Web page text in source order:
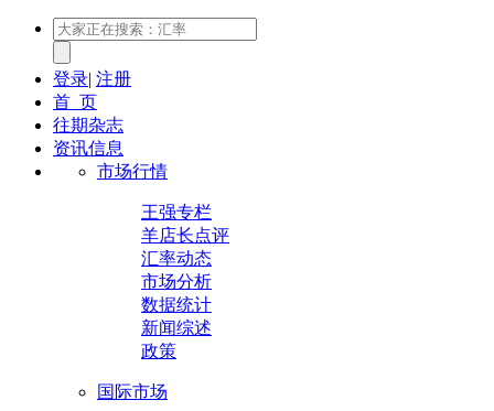
登录| 注册
首 页
往期杂志
资讯信息
市场行情
王强专栏
羊店长点评
汇率动态
市场分析
数据统计
新闻综述
政策
国际市场